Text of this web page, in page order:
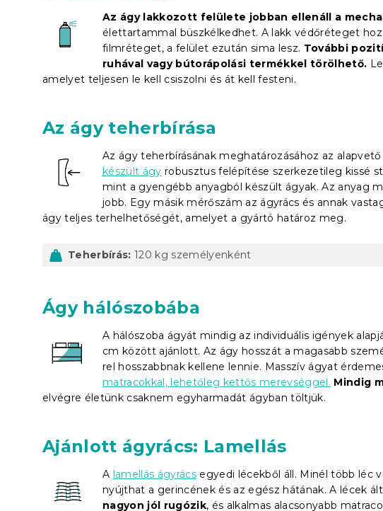
Az ágy lakkozott felülete jobban ellenáll a
élettartammal büszkélkedhet. A lakk védőréteget
filmréteget, a felület ezután sima lesz. További
ruhával vagy bútorápolási termékkel törölhető.
amelyet teljesen le kell csiszolni és át kell festeni.
Az ágy teherbírása
Az ágy teherbírásának meghatározásához az
készült ágy robusztus felépítése szerkezetileg kissé
mint a gyengébb anyagból készült ágyak. Az anyag
jobb. Egy másik mérőszám az ágyrács és annak
ágy teljes terhelhetőségét, amelyet a gyártó határoz meg.
Teherbírás: 120 kg személyenként
Ágy hálószobába
A hálószoba ágyát mindig az individuális igények
cm között ajánlott. Az ágy hosszát a magasabb
rel hosszabbnak kellene lennie. Masszív ágyat
matracokkal, lehetőleg kettős merevséggel. Mindig
elvégre életünk csaknem egyharmadát ágyban töltjük.
Ajánlott ágyrács: Lamellás
A lamellás ágyrács egyedi lécekből áll. Minél több léc
nyújthat a gerincének és az egész hátának. A lécek
nagyon jól rugózik, és alkalmas alacsonyabb